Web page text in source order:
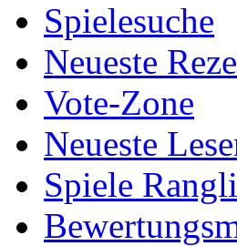
Spielesuche
Neueste
Vote-Zone
Neueste
Spiele